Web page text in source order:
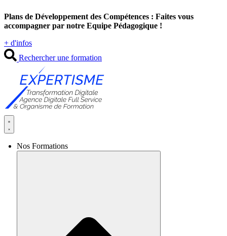
au
contenu
Plans de Développement des Compétences : Faites vous
accompagner par notre Equipe Pédagogique !
+ d'infos
Rechercher une formation
Nos Formations